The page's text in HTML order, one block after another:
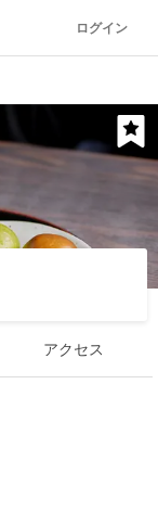
ログイン
アクセス